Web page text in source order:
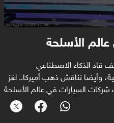
الأسلحة
قاد الذكاء الاصطناعي
وأيضا نناقش ذهب أميركا.. لغز